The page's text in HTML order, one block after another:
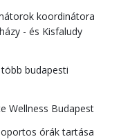
koordinátora
- és Kisfaludy
budapesti
Wellness Budapest
órák tartása